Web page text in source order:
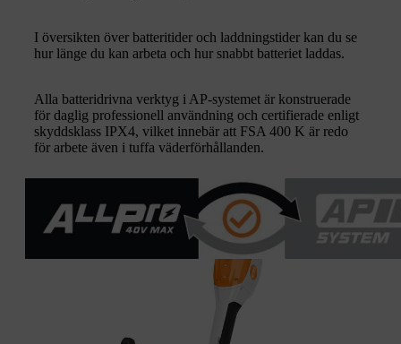
I översikten över batteritider och laddningstider kan du se
hur länge du kan arbeta och hur snabbt batteriet laddas.
Alla batteridrivna verktyg i AP-systemet är konstruerade
för daglig professionell användning och certifierade enligt
skyddsklass IPX4, vilket innebär att FSA 400 K är redo
för arbete även i tuffa väderförhållanden.